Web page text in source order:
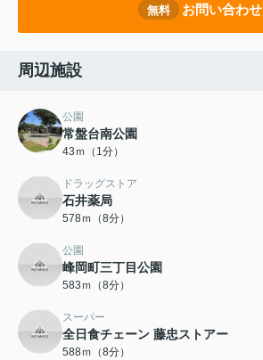
無料 お問い合わせ
周辺施設
公園
常盤台南公園
43ｍ（1分）
ドラッグストア
石井薬局
578ｍ（8分）
公園
峰岡町三丁目公園
583ｍ（8分）
スーパー
全日食チェーン 藤忠ストアー
588ｍ（8分）